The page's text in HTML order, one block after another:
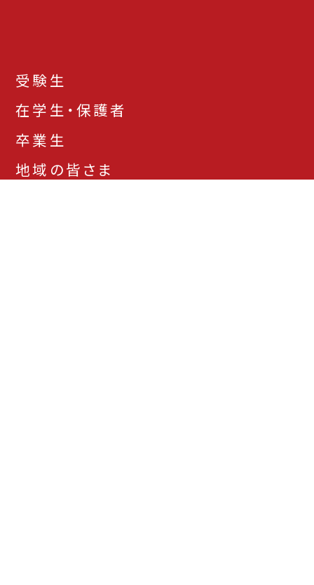
受験生
在学生・保護者
卒業生
地域の皆さま